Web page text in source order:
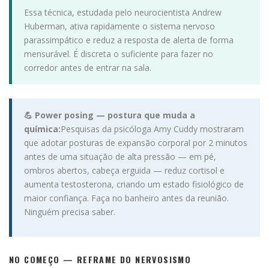
Essa técnica, estudada pelo neurocientista Andrew
Huberman, ativa rapidamente o sistema nervoso
parassimpático e reduz a resposta de alerta de forma
mensurável. É discreta o suficiente para fazer no
corredor antes de entrar na sala.
💪 Power posing — postura que muda a
química:Pesquisas da psicóloga Amy Cuddy mostraram
que adotar posturas de expansão corporal por 2 minutos
antes de uma situação de alta pressão — em pé,
ombros abertos, cabeça erguida — reduz cortisol e
aumenta testosterona, criando um estado fisiológico de
maior confiança. Faça no banheiro antes da reunião.
Ninguém precisa saber.
NO COMEÇO — REFRAME DO NERVOSISMO